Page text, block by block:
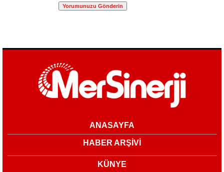
ANASAYFA
HABER ARŞİVİ
KÜNYE